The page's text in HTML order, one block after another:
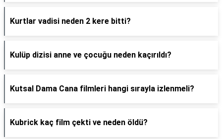
Kurtlar vadisi neden 2 kere bitti?
Kulüp dizisi anne ve çocuğu neden kaçırıldı?
Kutsal Dama Cana filmleri hangi sırayla izlenmeli?
Kubrick kaç film çekti ve neden öldü?